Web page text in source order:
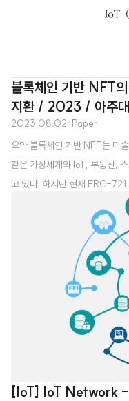
블록체인 기반 NFT
지환 / 2023 / 아주대
2023.08.02 ·Paper
요약 블록체인 기반 NFT는 미
같은 가상세계와 IoT, 부동산,
고 있다. 하지만 현재 ERC-
극복하고 대중화되기 위해서
FT의 동적 콘텐츠 적용은 블
tadata와 Media Data의 저
r, On Chain 방식으로 구분할
전달한 RESTful URI의
[IoT] IoT Network -